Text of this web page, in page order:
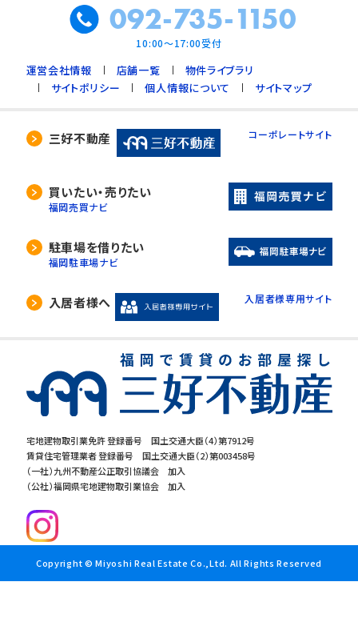
宅地建物取引業免許 登録番号 国土交通大臣（4）第7912号
賃貸住宅管理業者 登録番号 国土交通大臣（2）第003458号
（一社）九州不動産公正取引協議会 加入
（公社）福岡県宅地建物取引業協会 加入
092-735-1150
10:00～17:00受付
運営会社情報 店舗一覧
物件ライブラリ
サイトポリシー
個人情報について サイトマップ
三好不動産 コーポレートサイト
買いたい・売りたい
福岡売買ナビ
駐車場を借りたい
福岡駐車場ナビ
入居者様へ 入居者様専用サイト
Copyright © Miyoshi Real Estate Co.,Ltd. All Rights Reserved